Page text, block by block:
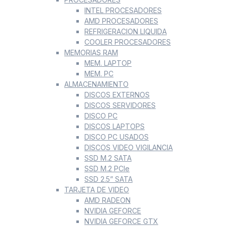
INTEL PROCESADORES
AMD PROCESADORES
REFRIGERACION LIQUIDA
COOLER PROCESADORES
MEMORIAS RAM
MEM. LAPTOP
MEM. PC
ALMACENAMIENTO
DISCOS EXTERNOS
DISCOS SERVIDORES
DISCO PC
DISCOS LAPTOPS
DISCO PC USADOS
DISCOS VIDEO VIGILANCIA
SSD M.2 SATA
SSD M.2 PCIe
SSD 2.5” SATA
TARJETA DE VIDEO
AMD RADEON
NVIDIA GEFORCE
NVIDIA GEFORCE GTX